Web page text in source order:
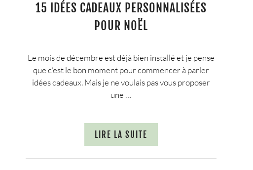
15 IDÉES CADEAUX PERSONNALISÉES
POUR NOËL
Le mois de décembre est déjà bien installé et je pense
que c’est le bon moment pour commencer à parler
idées cadeaux. Mais je ne voulais pas vous proposer
une …
LIRE LA SUITE